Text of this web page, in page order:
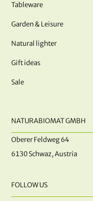
Tableware
Garden & Leisure
Natural lighter
Gift ideas
Sale
NATURABIOMAT GMBH
Oberer Feldweg 64
6130 Schwaz, Austria
FOLLOW US